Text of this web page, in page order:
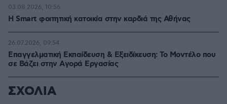
Η Smart φοιτητική κατοικία στην καρδιά της Αθήνας
03.08.2026, 10:56
Επαγγελματική Εκπαίδευση & Εξειδίκευση: Το Mοντέλο που
σε Bάζει στην Aγορά Eργασίας
26.07.2026, 09:54
ΣΧΟΛΙΑ